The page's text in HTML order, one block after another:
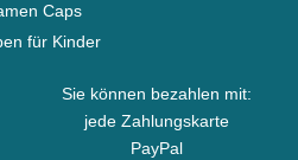
Caps
für Kinder
Sie können bezahlen mit:
jede Zahlungskarte
PayPal